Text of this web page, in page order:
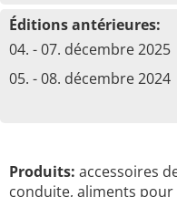
Éditions antérieures:
04. - 07. décembre 2025
05. - 08. décembre 2024
Produits: accessoires
conduite, aliments pour